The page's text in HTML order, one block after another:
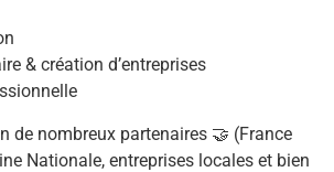
& création d’entreprises
de nombreux partenaires 🤝 (France
Nationale, entreprises locales et bien